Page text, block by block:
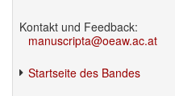
Kontakt und Feedback:
manuscripta@oeaw.ac.at
Startseite des Bandes